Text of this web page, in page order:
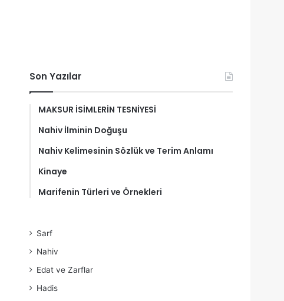
Son Yazılar
MAKSUR İSİMLERİN TESNİYESİ
Nahiv İlminin Doğuşu
Nahiv Kelimesinin Sözlük ve Terim Anlamı
Kinaye
Marifenin Türleri ve Örnekleri
Sarf
Nahiv
Edat ve Zarflar
Hadis